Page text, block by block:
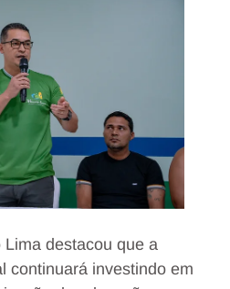
destacou que a
continuará investindo em